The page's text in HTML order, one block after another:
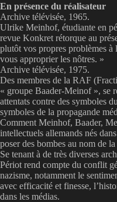
En présence du réalisateur
Archive télévisée, 1965.
Ulrike Meinhof, étudiante en
revue Konkret rétorque au
plutôt vos propres problèmes
vous approprier les nôtres. »
Archive télévisée, 1975.
Des membres de la RAF
« groupe Baader-Meinof », se
attentats contre des symboles
symboles de la propagande
Comment Meinhof, Baader,
intellectuels allemands nés
poser des bombes au nom de
Se tenant à de très diverses
Périot rend compte du conflit
nazisme, notamment le
avec efficacité et finesse,
dans les médias.